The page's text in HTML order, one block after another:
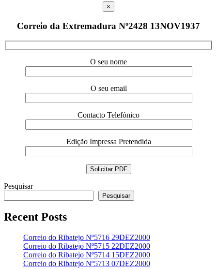
×
Correio da Extremadura Nº2428 13NOV1937
O seu nome
O seu email
Contacto Telefónico
Edição Impressa Pretendida
Pesquisar
Pesquisar
Recent Posts
Correio do Ribatejo Nº5716 29DEZ2000
Correio do Ribatejo Nº5715 22DEZ2000
Correio do Ribatejo Nº5714 15DEZ2000
Correio do Ribatejo Nº5713 07DEZ2000